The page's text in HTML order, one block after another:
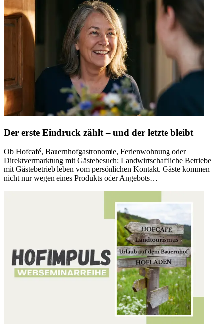
Der erste Eindruck zählt – und der letzte bleibt
Ob Hofcafé, Bauernhofgastronomie, Ferienwohnung oder
Direktvermarktung mit Gästebesuch: Landwirtschaftliche Betriebe
mit Gästebetrieb leben vom persönlichen Kontakt. Gäste kommen
nicht nur wegen eines Produkts oder Angebots…